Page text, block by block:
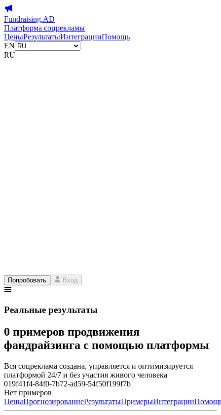
Fundraising.AD
Платформа соцрекламы
ЦеныРезультатыИнтеграцииПомощь
EN
RU
Попробовать Вход
Реальные результаты
0 примеров продвижения
фандрайзинга с помощью платформы
Вся соцреклама создана, управляется и оптимизируется
платформой 24/7 и без участия живого человека
019f41f4-84f0-7b72-ad59-54f50f199f7b
Нет примеров
ЦеныПрогнозированиеРезультатыПримерыИнтеграции